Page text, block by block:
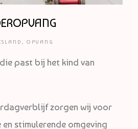
OPVANG
past bij het kind van
zorgen wij voor
en stimulerende omgeving